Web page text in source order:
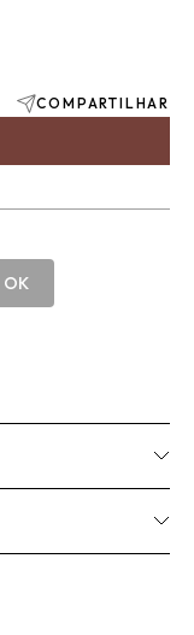
COMPARTILHAR
OK